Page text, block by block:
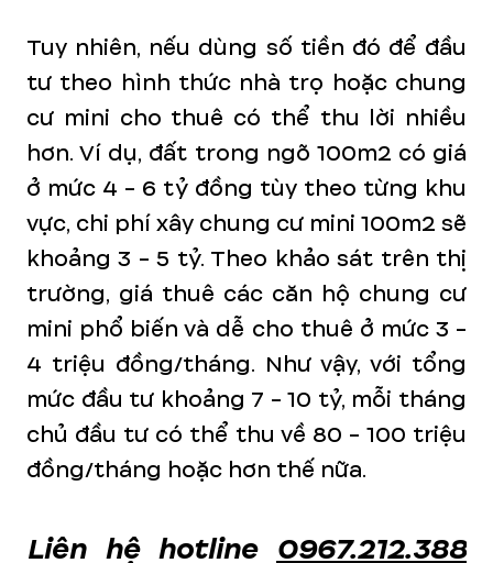
Tuy nhiên, nếu dùng số tiền đó để đầu
tư theo hình thức nhà trọ hoặc chung
cư mini cho thuê có thể thu lời nhiều
hơn. Ví dụ, đất trong ngõ 100m2 có giá
ở mức 4 - 6 tỷ đồng tùy theo từng khu
vực, chi phí xây chung cư mini 100m2 sẽ
khoảng 3 - 5 tỷ. Theo khảo sát trên thị
trường, giá thuê các căn hộ chung cư
mini phổ biến và dễ cho thuê ở mức 3 -
4 triệu đồng/tháng. Như vậy, với tổng
mức đầu tư khoảng 7 - 10 tỷ, mỗi tháng
chủ đầu tư có thể thu về 80 - 100 triệu
đồng/tháng hoặc hơn thế nữa.
Liên hệ hotline 0967.212.388